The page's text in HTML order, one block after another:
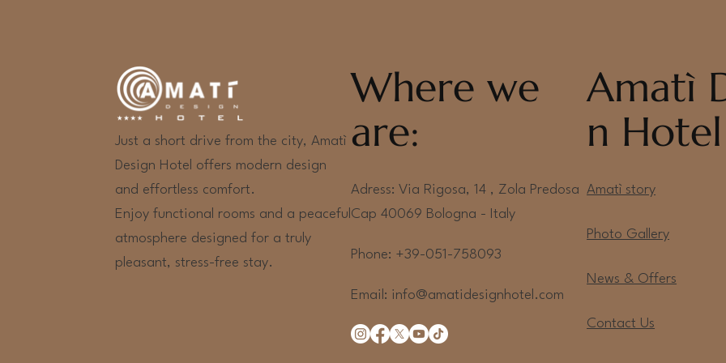
Valido
Cuffie
Just a short drive from the city, Amatì
Design Hotel offers modern design
and effortless comfort.
Enjoy functional rooms and a peaceful
atmosphere designed for a truly
pleasant, stress-free stay.
Where we
are:
Adress: Via Rigosa, 14 , Zola Predosa
Cap 40069 Bologna - Italy
Phone: +39-051-758093
Email: info@amatidesignhotel.com
Amatì
n Hotel
Amatì story
Photo Gallery
News & Offers
Contact Us